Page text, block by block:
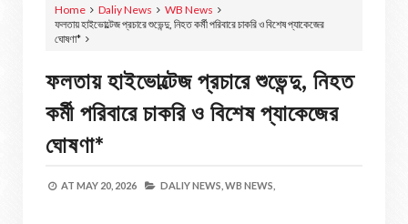
Home Daliy News
WB News
ফলতায় হাইভোল্টেজ প্রচারে শুভেন্দু, নিহত কর্মী পরিবারে চাকরি ও বিশেষ প্যাকেজের
ঘোষণা*
ফলতায় হাইভোল্টেজ প্রচারে শুভেন্দু, নিহত
কর্মী পরিবারে চাকরি ও বিশেষ প্যাকেজের
ঘোষণা*
AT MAY 20, 2026 DALIY NEWS, WB NEWS,